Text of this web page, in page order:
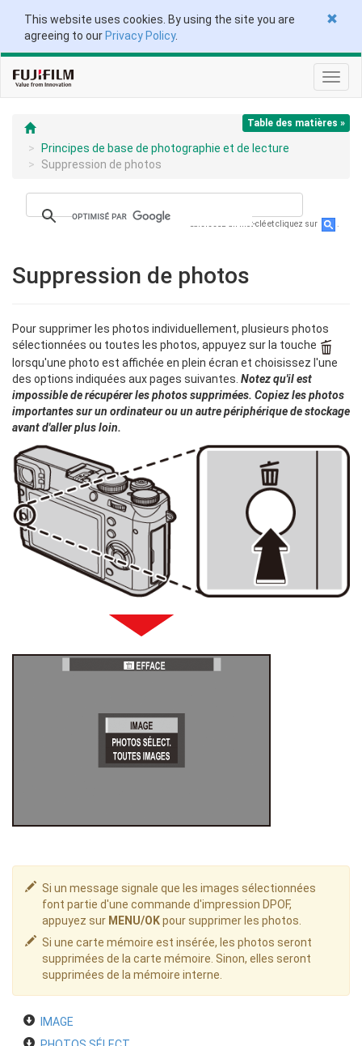
This website uses cookies. By using the site you are
agreeing to our Privacy Policy.
Table des matières »
Principes de base de photographie et de lecture
Suppression de photos
Saisissez un mot-clé et cliquez sur .
Suppression de photos
Pour supprimer les photos individuellement, plusieurs photos
sélectionnées ou toutes les photos, appuyez sur la touche
lorsqu'une photo est affichée en plein écran et choisissez l'une
des options indiquées aux pages suivantes. Notez qu'il est
impossible de récupérer les photos supprimées. Copiez les photos
importantes sur un ordinateur ou un autre périphérique de stockage
avant d'aller plus loin.
Si un message signale que les images sélectionnées
font partie d'une commande d'impression DPOF,
appuyez sur MENU/OKpour supprimer les photos.
Si une carte mémoire est insérée, les photos seront
supprimées de la carte mémoire. Sinon, elles seront
supprimées de la mémoire interne.
IMAGE